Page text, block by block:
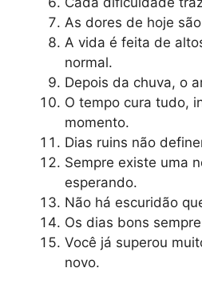
As dores de hoje
A vida é feita de
normal.
Depois da chuva, o
O tempo cura tudo,
momento.
Dias ruins não
Sempre existe uma
esperando.
Não há escuridão
Os dias bons
Você já superou
novo.